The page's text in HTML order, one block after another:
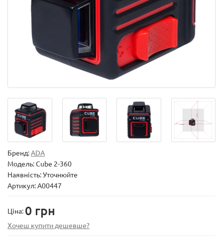
Бренд:ADA
Модель:Cube 2-360
Наявність: Уточнюйте
Артикул: А00447
Ціна: 0 грн
Хочеш купити дешевше?